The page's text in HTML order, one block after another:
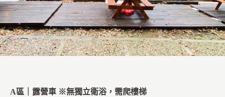
A區｜露營車 ※無獨立衛浴，需爬樓梯